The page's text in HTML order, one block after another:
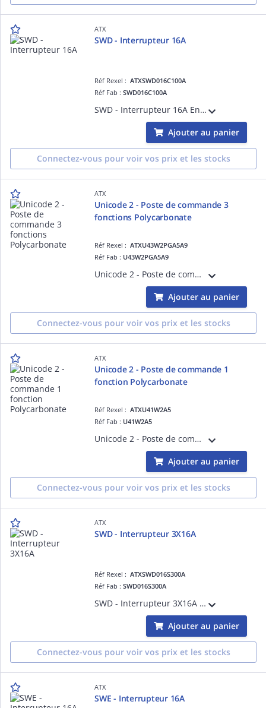
ATX
SWD - Interrupteur 16A
Réf Rexel :ATXSWD016C100A
Réf Fab :SWD016C100A
SWD - Interrupteur 16A Entrées taruadées en partie supérieure et en partie inférieure
Ajouter au panier
Connectez-vous pour voir vos prix et les stocks
ATX
Unicode 2 - Poste de commande 3
fonctions Polycarbonate
Réf Rexel :ATXU43W2PGA5A9
Réf Fab : U43W2PGA5A9
Unicode 2 - Poste de commande 3 fonctions Polycarbonate Contacts bas niveau < 5mA. Entrées de cable pour cable non armé. Un voyant vert 12 à 254 Vca, 12 à 60 Vcc, un bouton poussoir vert (NO) et un bouton poussoir rouge (NC)
Ajouter au panier
Connectez-vous pour voir vos prix et les stocks
ATX
Unicode 2 - Poste de commande 1
fonction Polycarbonate
Réf Rexel :ATXU41W2A5
Réf Fab : U41W2A5
Unicode 2 - Poste de commande 1 fonction Polycarbonate Contacts bas niveau < 5mA. Entrées de cable pour cable non armé.
Ajouter au panier
Connectez-vous pour voir vos prix et les stocks
ATX
SWD - Interrupteur 3X16A
Réf Rexel :ATXSWD016S300A
Réf Fab :SWD016S300A
SWD - Interrupteur 3X16A Entrées taruadées en partie supérieure et en partie inférieure
Ajouter au panier
Connectez-vous pour voir vos prix et les stocks
ATX
SWE - Interrupteur 16A